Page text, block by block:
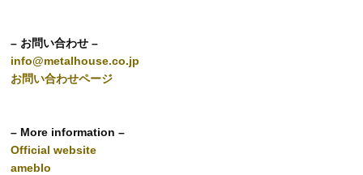
– お問い合わせ –
info@metalhouse.co.jp
お問い合わせページ
– More information –
Official website
ameblo